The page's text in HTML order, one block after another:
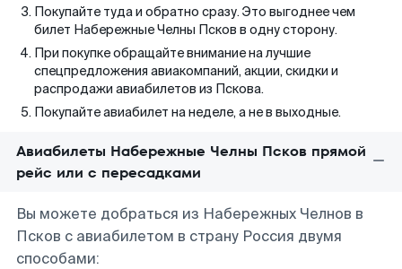
Покупайте туда и обратно сразу. Это выгоднее чем
билет Набережные Челны Псков в одну сторону.
При покупке обращайте внимание на лучшие
спецпредложения авиакомпаний, акции, скидки и
распродажи авиабилетов из Пскова.
Покупайте авиабилет на неделе, а не в выходные.
Авиабилеты Набережные Челны Псков прямой
рейс или с пересадками
Вы можете добраться из Набережных Челнов в
Псков с авиабилетом в страну Россия двумя
способами: